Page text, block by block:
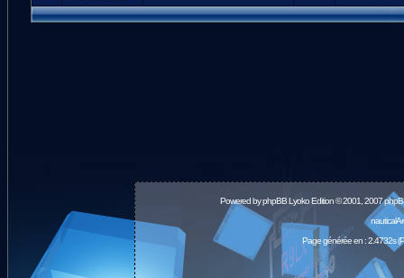
Powered byphpBBLyoko Edition © 2001, 2007
Page générée en : 2.4732s